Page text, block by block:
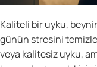
Kaliteli bir uyku,
günün stresini
veya kalitesiz uyku,